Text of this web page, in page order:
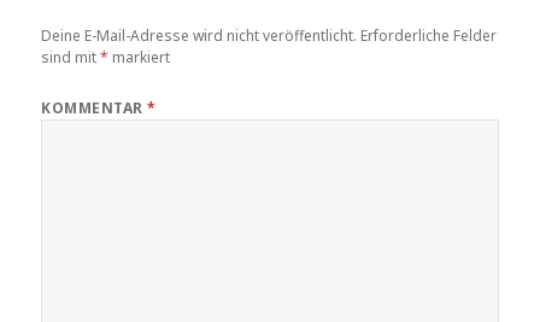
Deine E-Mail-Adresse wird nicht veröffentlicht. Erforderliche Felder
sind mit* markiert
KOMMENTAR*